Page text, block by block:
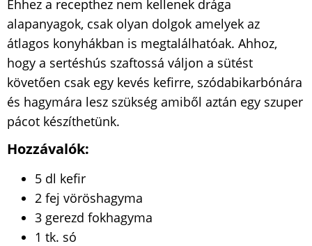
Ehhez a recepthez nem kellenek drága
alapanyagok, csak olyan dolgok amelyek az
átlagos konyhákban is megtalálhatóak. Ahhoz,
hogy a sertéshús szaftossá váljon a sütést
követően csak egy kevés kefirre, szódabikarbónára
és hagymára lesz szükség amiből aztán egy szuper
pácot készíthetünk.
Hozzávalók:
5 dl kefir
2 fej vöröshagyma
3 gerezd fokhagyma
1 tk. só